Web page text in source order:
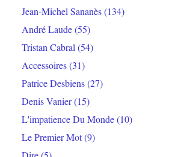
Jean-Michel Sananès(134)
André Laude(55)
Tristan Cabral (54)
Accessoires(31)
Patrice Desbiens(27)
Denis Vanier(15)
L'impatience Du Monde(10)
Le Premier Mot(9)